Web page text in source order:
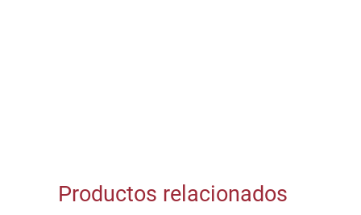
Productos relacionados